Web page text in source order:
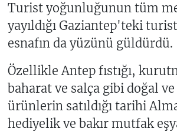
Turist yoğunluğunun tüm
yayıldığı Gaziantep'teki
esnafın da yüzünü güldürdü.
Özellikle Antep fıstığı,
baharat ve salça gibi doğal
ürünlerin satıldığı tarihi
hediyelik ve bakır mutfak